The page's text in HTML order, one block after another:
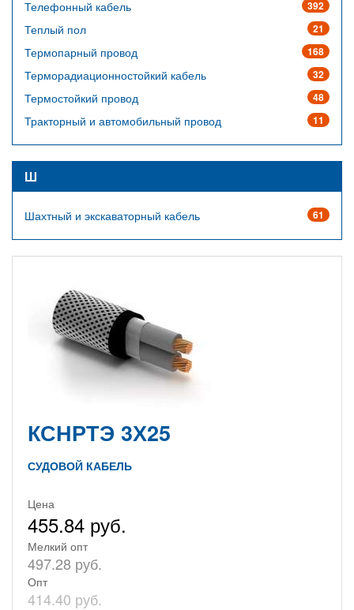
392
Телефонный кабель
21
Теплый пол
168
Термопарный провод
32
Терморадиационностойкий кабель
48
Термостойкий провод
11
Тракторный и автомобильный провод
Ш
61
Шахтный и экскаваторный кабель
КСНРТЭ 3Х25
СУДОВОЙ КАБЕЛЬ
Цена
455.84 руб.
Мелкий опт
497.28 руб.
Опт
414.40 руб.